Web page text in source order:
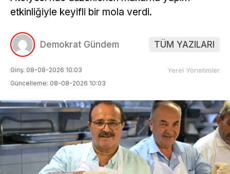
etkinliğiyle keyifli bir mola verdi.
Demokrat Gündem TÜM YAZILARI
Giriş: 08-08-2026 10:03
Güncelleme: 08-08-2026 10:03
Yerel Yönetimler